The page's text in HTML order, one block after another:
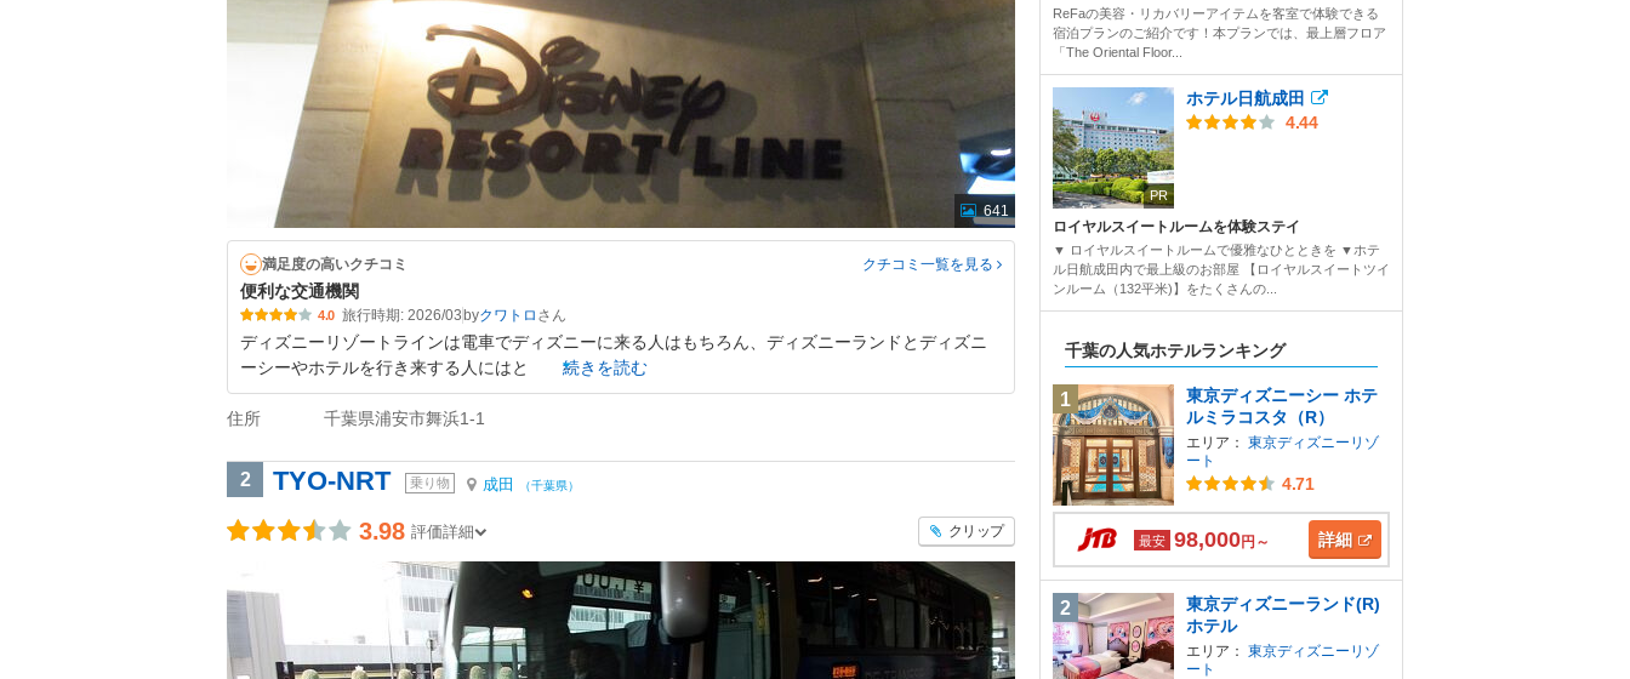
641
満足度の高いクチコミ クチコミ一覧を見る
便利な交通機関
4.0 旅行時期: 2026/03 byクワトロ
ディズニーリゾートラインは電車でディズニーに来る人はもちろん、ディズニーランドとディズニ
ーシーやホテルを行き来する人にはと
続きを読む
住所 千葉県浦安市舞浜1-1
2 TYO-NRT 乗り物 成田 （千葉県）
3.98 評価詳細 クリップ
ReFaの美容・リカバリーアイテムを客室で体験できる
宿泊プランのご紹介です！本プランでは、最上層フロア
「The Oriental Floor...
PR
ホテル日航成田
4.44
ロイヤルスイートルームを体験ステイ
▼ ロイヤルスイートルームで優雅なひとときを ▼ホテ
ル日航成田内で最上級のお部屋 【ロイヤルスイートツイ
ンルーム（132平米)】をたくさんの...
千葉の人気ホテルランキング
1
東京ディズニーシー ホテ
ルミラコスタ（R）
エリア： 東京ディズニーリゾ
ート
4.71
最安 98,000円～ 詳細
2
東京ディズニーランド(R)
ホテル
エリア： 東京ディズニーリゾ
ート